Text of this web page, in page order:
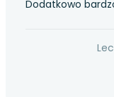
Dodatkowo